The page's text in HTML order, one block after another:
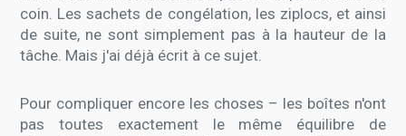
coin. Les sachets de congélation, les ziplocs, et ainsi
de suite, ne sont simplement pas à la hauteur de la
tâche. Mais j'ai déjà écrit à ce sujet.
Pour compliquer encore les choses – les boîtes n'ont
pas toutes exactement le même équilibre de